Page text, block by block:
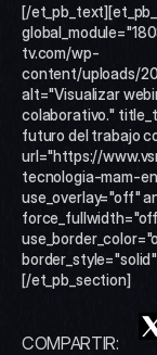
[/
tv.com/wp-
content/uploads/
alt="Visualizar
colaborativo."
futuro del trabajo
url="https://
tecnologia-mam-
use_overlay="off"
[/et_pb_section]
COMPARTIR: